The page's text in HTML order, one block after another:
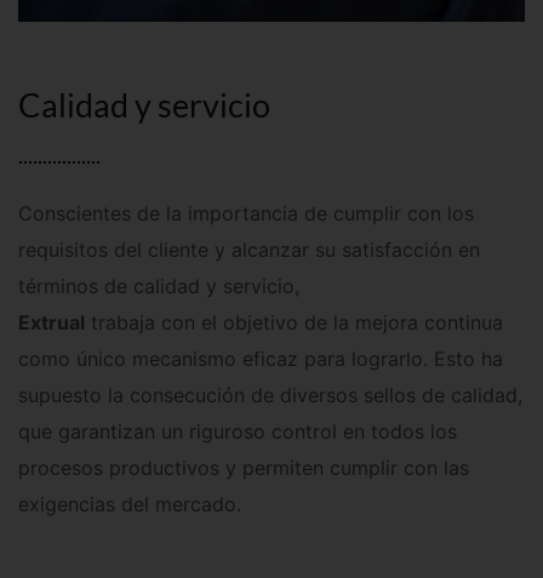
Calidad y servicio
Conscientes de la importancia de cumplir con los
requisitos del cliente y alcanzar su satisfacción en
términos de calidad y servicio,
Extrual trabaja con el objetivo de la mejora continua
como único mecanismo eficaz para lograrlo. Esto ha
supuesto la consecución de diversos sellos de calidad,
que garantizan un riguroso control en todos los
procesos productivos y permiten cumplir con las
exigencias del mercado.